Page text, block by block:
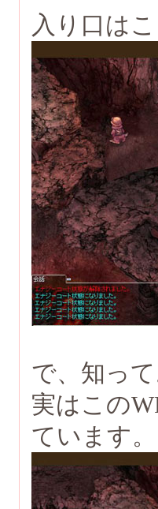
入り口は
で、知っ
実はこの
ています。